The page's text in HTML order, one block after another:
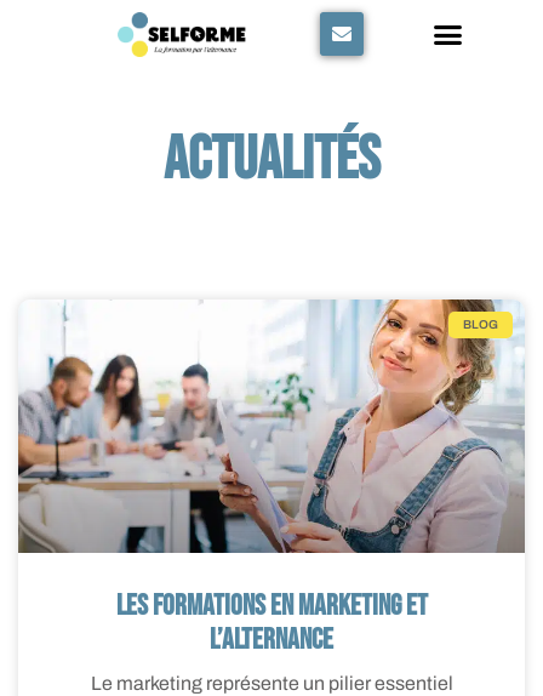
Actualités
BLOG
Les formations en marketing et
l’alternance
Le marketing représente un pilier essentiel
Panneau de gestion des cookies